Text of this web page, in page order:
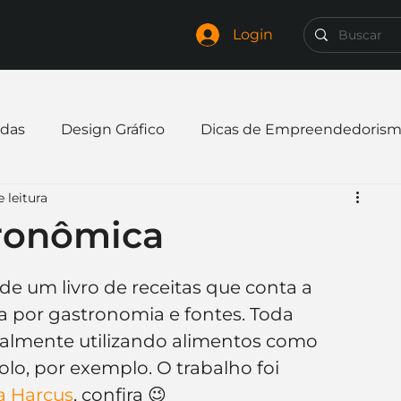
Login
Design Gráfico Dicas de
negócio
Curiosidades Frases Logotipo
leitura
um livro de receitas que conta a
por gastronomia e fontes. Toda
utilizando alimentos como
por exemplo. O trabalho foi
Harcus, confira 😉